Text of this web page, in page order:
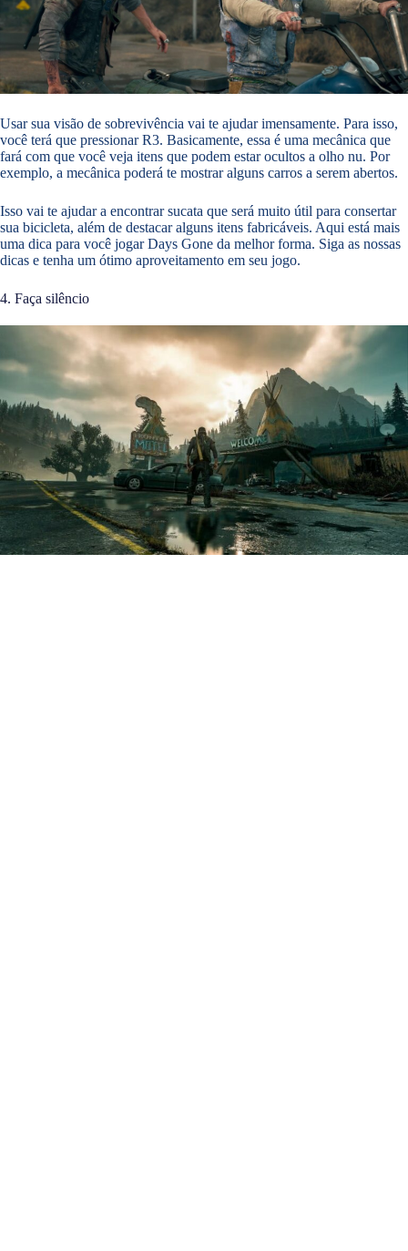
Usar sua visão de sobrevivência vai te ajudar imensamente. Para isso,
você terá que pressionar R3. Basicamente, essa é uma mecânica que
fará com que você veja itens que podem estar ocultos a olho nu. Por
exemplo, a mecânica poderá te mostrar alguns carros a serem abertos.
Isso vai te ajudar a encontrar sucata que será muito útil para consertar
sua bicicleta, além de destacar alguns itens fabricáveis. Aqui está mais
uma dica para você jogar Days Gone da melhor forma. Siga as nossas
dicas e tenha um ótimo aproveitamento em seu jogo.
4. Faça silêncio